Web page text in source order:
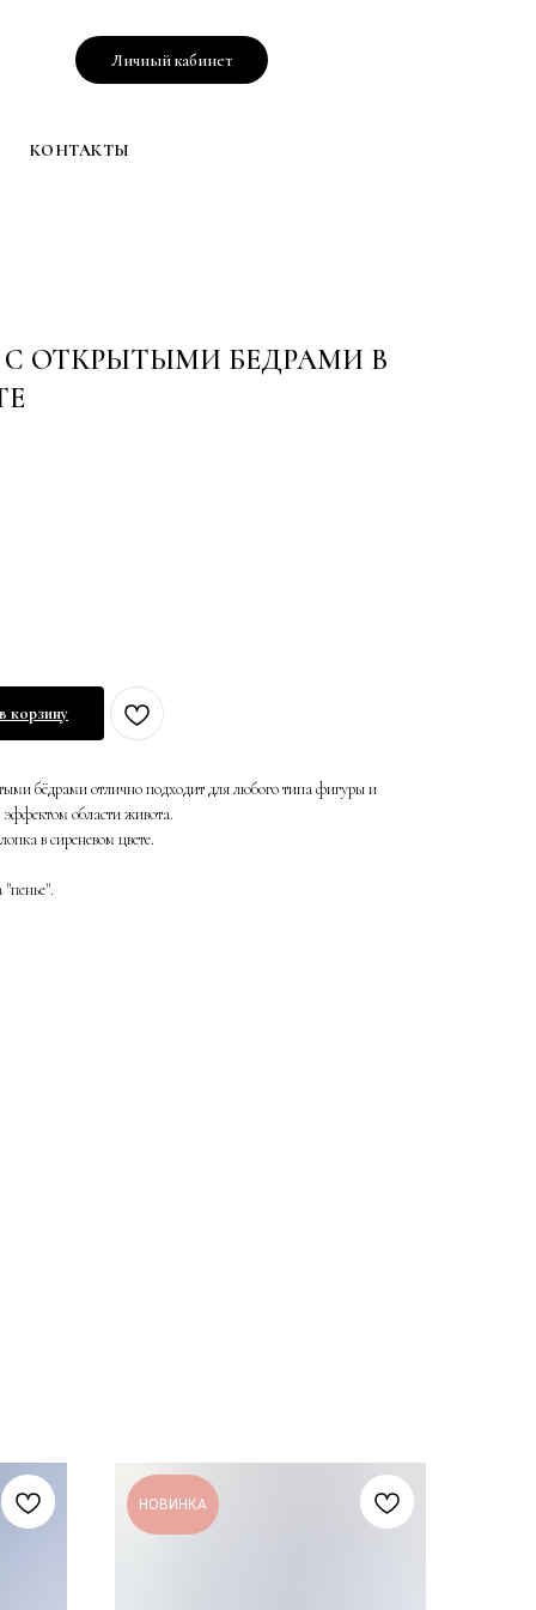
Личный кабинет
КОНТАКТЫ
ОТКРЫТЫМИ БЕДРАМИ В
корзину
бёдрами отлично подходит для любого типа фигуры и
области живота.
в сиреневом цвете.
НОВИНКА